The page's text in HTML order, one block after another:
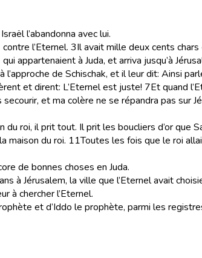
l’abandonna avec lui.
l’Eternel. 3Il avait mille deux cents
appartenaient à Juda, et arriva jusqu’à
de Schischak, et il leur dit: Ainsi
et dirent: L’Eternel est juste! 7Et quand
et ma colère ne se répandra pas sur
roi, il prit tout. Il prit les boucliers d’or que
maison du roi. 11Toutes les fois que le roi
de bonnes choses en Juda.
à Jérusalem, la ville que l’Eternel avait
à chercher l’Eternel.
et d’Iddo le prophète, parmi les